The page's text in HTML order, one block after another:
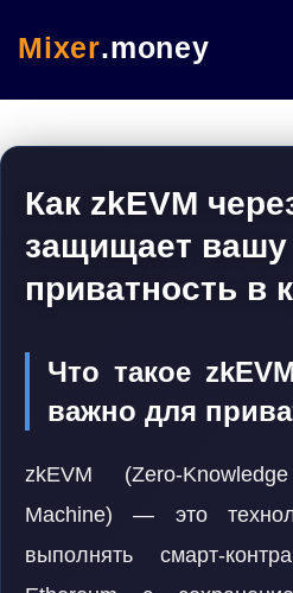
Mixer.money
Как zkEVM
защищает вашу
приватность в
Что такое
важно для
zkEVM (Zero-
Machine) — это
выполнять смарт-